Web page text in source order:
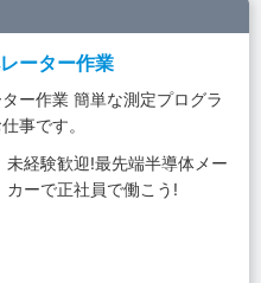
ーター作業
ー作業 簡単な測定プログラ
事です。
未経験歓迎!最先端半導体メー
カーで正社員で働こう!